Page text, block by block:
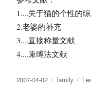
1....关于猫的个性的
2.老婆的补充
3....直接称量文献
4....束缚法文献
Posted
2007-04-02 Tags
family